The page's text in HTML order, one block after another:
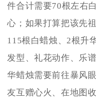
件合计需要70根左右
心；如果打算把该先
115根白蜡烛、2根升
发型、礼花动作、乐
华蜡烛需要前往暴风
友互赠心火、在地图